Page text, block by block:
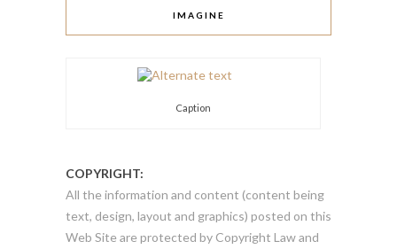
IMAGINE
Caption
COPYRIGHT:
All the information and content (content being
text, design, layout and graphics) posted on this
Web Site are protected by Copyright Law and